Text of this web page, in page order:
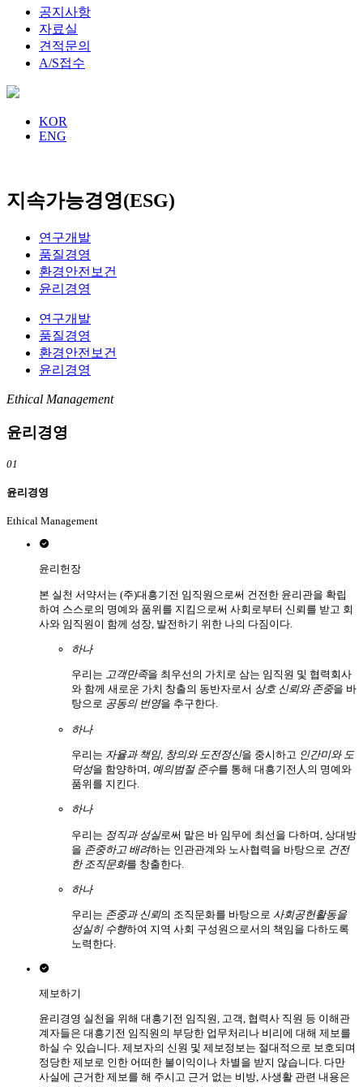
공지사항
자료실
견적문의
A/S접수
KOR
ENG
지속가능경영(ESG)
연구개발
품질경영
환경안전보건
윤리경영
연구개발
품질경영
환경안전보건
윤리경영
Ethical Management
윤리경영
01
윤리경영
Ethical Management
윤리헌장
본 실천 서약서는 (주)대흥기전 임직원으로써 건전한 윤리관을 확립
하여 스스로의 명예와 품위를 지킴으로써 사회로부터 신뢰를 받고 회
사와 임직원이 함께 성장, 발전하기 위한 나의 다짐이다.
하나
우리는 고객만족을 최우선의 가치로 삼는 임직원 및 협력회사
와 함께 새로운 가치 창출의 동반자로서 상호 신뢰와 존중을 바
탕으로 공동의 번영을 추구한다.
하나
우리는 자율과 책임, 창의와 도전정신을 중시하고 인간미와 도
덕성을 함양하며, 예의범절 준수를 통해 대흥기전人의 명예와
품위를 지킨다.
하나
우리는 정직과 성실로써 맡은 바 임무에 최선을 다하며, 상대방
을 존중하고 배려하는 인관관계와 노사협력을 바탕으로 건전
한 조직문화를 창출한다.
하나
우리는 존중과 신뢰의 조직문화를 바탕으로 사회공헌활동을
성실히 수행하여 지역 사회 구성원으로서의 책임을 다하도록
노력한다.
제보하기
윤리경영 실천을 위해 대흥기전 임직원, 고객, 협력사 직원 등 이해관
계자들은 대흥기전 임직원의 부당한 업무처리나 비리에 대해 제보를
하실 수 있습니다. 제보자의 신원 및 제보정보는 절대적으로 보호되며
정당한 제보로 인한 어떠한 불이익이나 차별을 받지 않습니다. 다만
사실에 근거한 제보를 해 주시고 근거 없는 비방, 사생활 관련 내용은